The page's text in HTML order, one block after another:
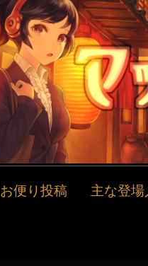
お便り投稿 主な登